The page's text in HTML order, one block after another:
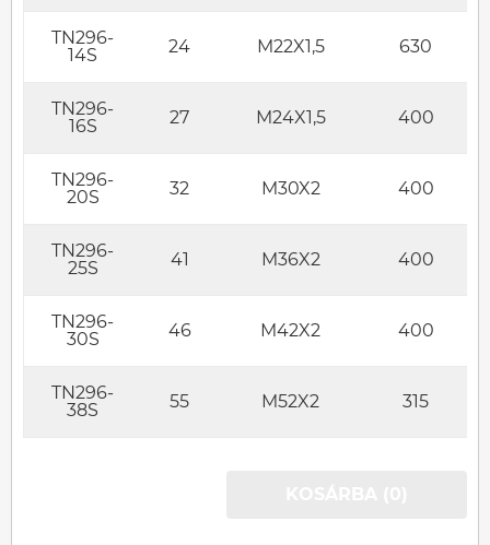
TN296-
14S
24 M22X1,5 630
TN296-
16S
27 M24X1,5 400
TN296-
20S
32 M30X2 400
TN296-
25S
41 M36X2 400
TN296-
30S
46 M42X2 400
TN296-
38S
55 M52X2 315